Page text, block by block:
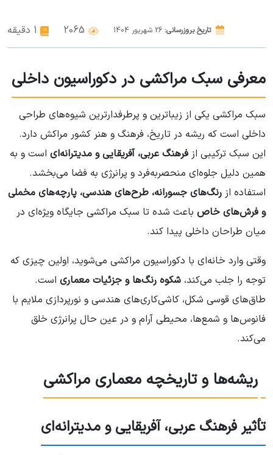
تاریخ بروزرسانی: 26 شهریور 1404 1 دقیقه
معرفی سبک مراکشی در دکوراسیون داخلی
سبک مراکشی یکی از زیباترین و پرطرفدارترین شیوه‌های طراحی
داخلی است که ریشه در تاریخ، فرهنگ و هنر کشور مراکش دارد.
این سبک ترکیبی از فرهنگ عربی، آفریقایی و مدیترانه‌ای است و به
همین دلیل جلوه‌ای منحصر‌به‌فرد و پرانرژی به فضا می‌بخشد.
استفاده از رنگ‌های جسورانه، طرح‌های هندسی، پارچه‌های مخملی
و فرش‌های خاص باعث شده تا سبک مراکشی جایگاه ویژه‌ای در
میان طراحان داخلی پیدا کند.
وقتی وارد خانه‌ای با دکوراسیون مراکشی می‌شوید، اولین چیزی که
توجه را جلب می‌کند، شکوه رنگ‌ها و جزئیات معماری است.
طاق‌های قوسی شکل، کاشی‌کاری‌های هندسی و نورپردازی ملایم با
فانوس‌ها و شمع‌ها، محیطی آرام و در عین حال پرانرژی خلق
می‌کند.
ریشه‌ها و تاریخچه معماری مراکشی
تأثیر فرهنگ عربی، آفریقایی و مدیترانه‌ای